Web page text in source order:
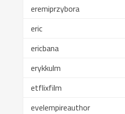
eremiprzybora
eric
ericbana
erykkulm
etflixfilm
evelempireauthor